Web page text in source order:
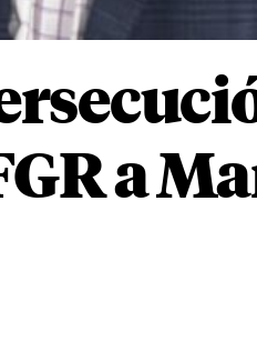
a